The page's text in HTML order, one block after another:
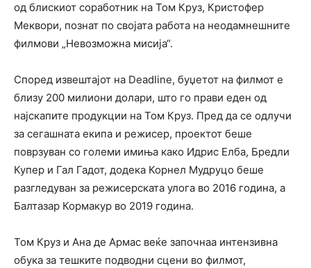
од блискиот соработник на Том Круз, Кристофер
Меквори, познат по својата работа на неодамнешните
филмови „Невозможна мисија“.
Според извештајот на Deadline, буџетот на филмот е
близу 200 милиони долари, што го прави еден од
најскапите продукции на Том Круз. Пред да се одлучи
за сегашната екипа и режисер, проектот беше
поврзуван со големи имиња како Идрис Елба, Бредли
Купер и Гал Гадот, додека Корнел Мудруцо беше
разгледуван за режисерската улога во 2016 година, а
Балтазар Кормакур во 2019 година.
Том Круз и Ана де Армас веќе започнаа интензивна
обука за тешките подводни сцени во филмот,